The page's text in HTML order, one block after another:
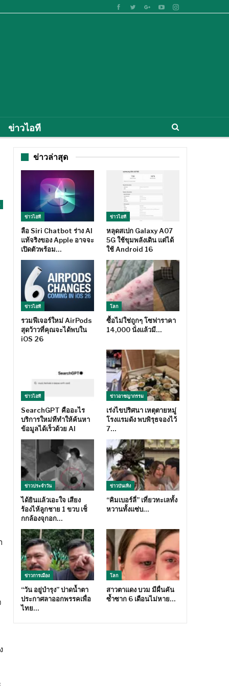
ข่าวไอที
ข่าวล่าสุด
ข่าวไอที
ลือ Siri Chatbot ร่าง AI
แท้จริงของ Apple อาจจะ
เปิดตัวพร้อม…
ข่าวไอที
หลุดสเปก Galaxy A07
5G ใช้ขุมพลังเดิน แต่ได้
ใช้ Android 16
ข่าวไอที
รวมฟีเจอร์ใหม่ AirPods
สุดว้าวที่คุณจะได้พบใน
iOS 26
โลก
ซื้อไม่ใช่ถูกๆ โซฟาราคา
14,000 นั่งแล้วมี…
ข่าวไอที
SearchGPT คืออะไร
บริการใหม่ทีทำให้ค้นหา
ข้อมูลได้เร็วด้วย AI
ข่าวอาชญากรรม
เร่งไขปริศนา เหตุตายหมู่
โรงแรมดัง พบพิรุธจองไว้
7…
ข่าวประจำวัน
ได้ยินแล้วเอะใจ เสียง
ร้องไห้ลูกชาย 1 ขวบ เช็
กกล้องจุกอก…
ข่าวบันเทิง
“คิมเบอร์ลี่” เที่ยวทะเลทั้ง
หวานทั้งแซ่บ…
ข่าวการเมือง
“วัน อยู่บำรุง” ปาดน้ำตา
ประกาศลาออกพรรคเพื่อ
ไทย…
โลก
สาวตาแดง บวม มีผื่นคัน
ซ้ำซาก 6 เดือนไม่หาย…